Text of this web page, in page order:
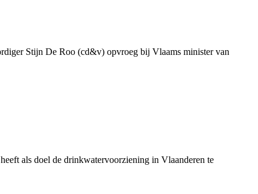
Stijn De Roo (cd&v) opvroeg bij Vlaams minister van
als doel de drinkwatervoorziening in Vlaanderen te